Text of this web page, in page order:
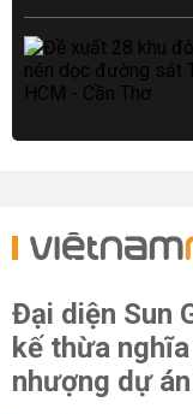
Đại diện Sun
kế thừa
nhượng dự